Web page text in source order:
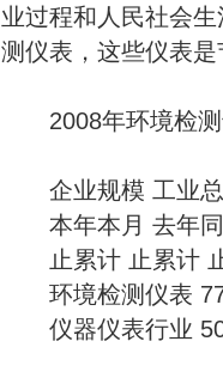
业过程和人民社会
测仪表，这些仪表
2008年环境检测
企业规模 工业总
本年本月 去年同
止累计 止累计
环境检测仪表
仪器仪表行业